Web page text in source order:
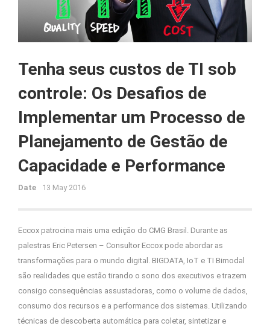
Tenha seus custos de TI sob
controle: Os Desafios de
Implementar um Processo de
Planejamento de Gestão de
Capacidade e Performance
Date 13 May 2016
Eccox patrocina mais uma edição do CMG Brasil. Durante as
palestras Eric Petersen – Consultor Eccox pode abordar as
transformações para o mundo digital. BIGDATA, IoT e TI Bimodal
são realidades que estão tirando o sono dos executivos e trazem
consigo consequências assustadoras, como o volume de dados,
consumo dos recursos e a performance dos sistemas. Utilizando
técnicas de descoberta automática para coletar, sintetizar e